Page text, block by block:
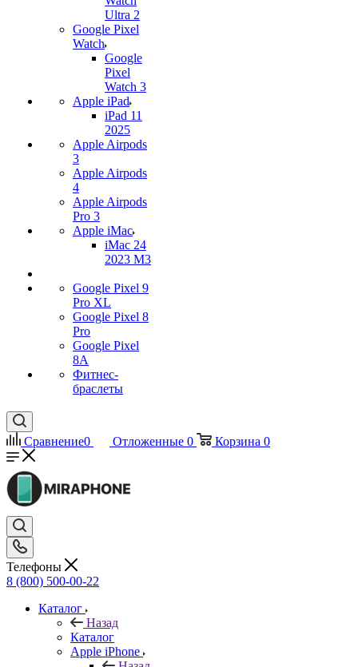
Ultra 2
Google Pixel
Watch
Google
Pixel
Watch 3
Apple iPad
iPad 11
2025
Apple Airpods
3
Apple Airpods
4
Apple Airpods
Pro 3
Apple iMac
iMac 24
2023 M3
Google Pixel 9
Pro XL
Google Pixel 8
Pro
Google Pixel
8A
Фитнес-
браслеты
Сравнение0 Отложенные 0 Корзина 0
Телефоны
8 (800) 500-00-22
Каталог
Назад
Каталог
Apple iPhone